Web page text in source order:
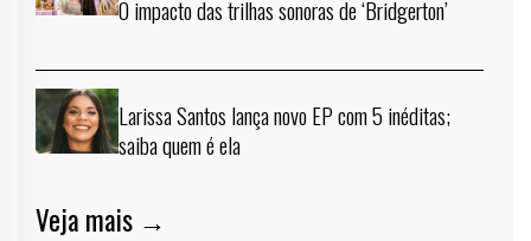
O impacto das trilhas sonoras de ‘Bridgerton’
Larissa Santos lança novo EP com 5 inéditas;
saiba quem é ela
Veja mais →